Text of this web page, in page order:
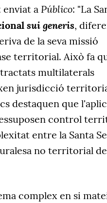
a Público: "La
sui generis,
de la seva missió
territorial. Això fa
multilaterals
jurisdicció
destaquen que
control
entre la Santa
no territorial
complex en si